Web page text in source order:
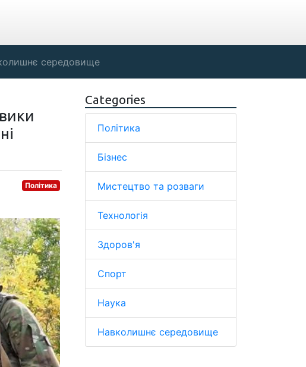
середовище
Політика
Categories
Політика
Бізнес
Мистецтво та розваги
Технологія
Здоров'я
Спорт
Наука
Навколишнє середовище